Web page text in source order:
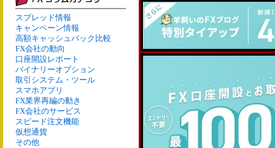
スプレッド情報
キャンペーン情報
高額キャッシュバック比較
FX会社の動向
口座開設レポート
バイナリーオプション
取引システム・ツール
スマホアプリ
FX業界再編の動き
FX会社のサービス
スピード注文機能
仮想通貨
その他